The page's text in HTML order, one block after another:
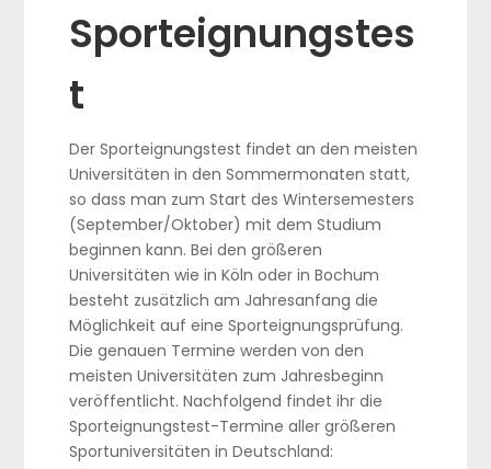
Sporteignungstes
t
Der Sporteignungstest findet an den meisten
Universitäten in den Sommermonaten statt,
so dass man zum Start des Wintersemesters
(September/Oktober) mit dem Studium
beginnen kann. Bei den größeren
Universitäten wie in Köln oder in Bochum
besteht zusätzlich am Jahresanfang die
Möglichkeit auf eine Sporteignungsprüfung.
Die genauen Termine werden von den
meisten Universitäten zum Jahresbeginn
veröffentlicht. Nachfolgend findet ihr die
Sporteignungstest-Termine aller größeren
Sportuniversitäten in Deutschland: